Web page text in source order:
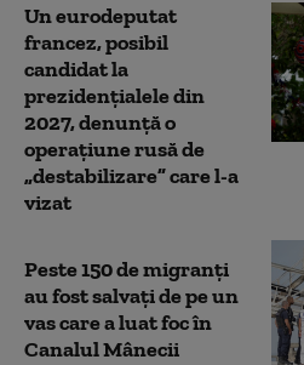
Un eurodeputat
francez, posibil
candidat la
prezidențialele din
2027, denunţă o
operaţiune rusă de
„destabilizare” care l-a
vizat
Peste 150 de migranţi
au fost salvați de pe un
vas care a luat foc în
Canalul Mânecii